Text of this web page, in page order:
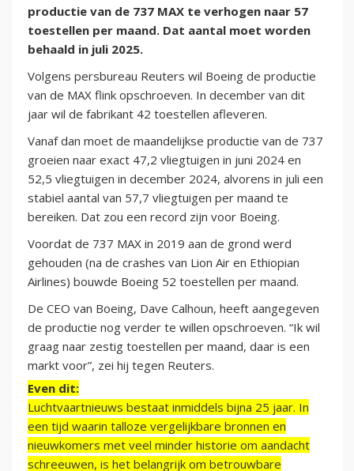
productie van de 737 MAX te verhogen naar 57
toestellen per maand. Dat aantal moet worden
behaald in juli 2025.
Volgens persbureau Reuters wil Boeing de productie
van de MAX flink opschroeven. In december van dit
jaar wil de fabrikant 42 toestellen afleveren.
Vanaf dan moet de maandelijkse productie van de 737
groeien naar exact 47,2 vliegtuigen in juni 2024 en
52,5 vliegtuigen in december 2024, alvorens in juli een
stabiel aantal van 57,7 vliegtuigen per maand te
bereiken. Dat zou een record zijn voor Boeing.
Voordat de 737 MAX in 2019 aan de grond werd
gehouden (na de crashes van Lion Air en Ethiopian
Airlines) bouwde Boeing 52 toestellen per maand.
De CEO van Boeing, Dave Calhoun, heeft aangegeven
de productie nog verder te willen opschroeven. “Ik wil
graag naar zestig toestellen per maand, daar is een
markt voor”, zei hij tegen Reuters.
Even dit:
Luchtvaartnieuws bestaat inmiddels bijna 25 jaar. In
een tijd waarin talloze vergelijkbare bronnen en
nieuwkomers met veel minder historie om aandacht
schreeuwen, is het belangrijk om betrouwbare